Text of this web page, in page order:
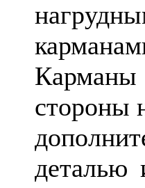
стороны
деталью